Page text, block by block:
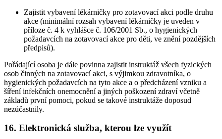
Zajistit vybavení lékárničky pro zotavovací akci podle druhu
akce (minimální rozsah vybavení lékárničky je uveden v
příloze č. 4 k vyhlášce č. 106/2001 Sb., o hygienických
požadavcích na zotavovací akce pro děti, ve znění pozdějších
předpisů).
Pořádající osoba je dále povinna zajistit instruktáž všech fyzických
osob činných na zotavovací akci, s výjimkou zdravotníka, o
hygienických požadavcích na tyto akce a o předcházení vzniku a
šíření infekčních onemocnění a jiných poškození zdraví včetně
základů první pomoci, pokud se takové instruktáže doposud
nezúčastnily.
16. Elektronická služba, kterou lze využít